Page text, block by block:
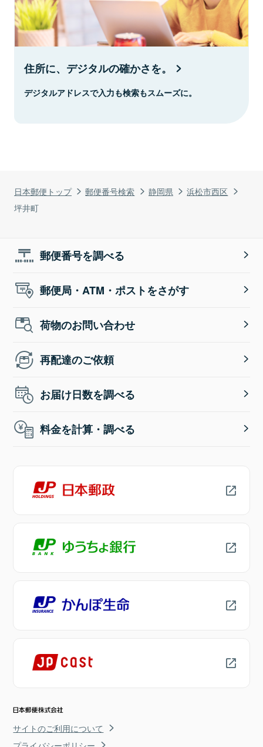
日本郵便トップ 郵便番号検索 静岡県
浜松市西区
坪井町
住所に、デジタルの確かさを。
デジタルアドレスで入力も検索もスムーズに。
郵便番号を調べる
郵便局・ATM・ポストをさがす
荷物のお問い合わせ
再配達のご依頼
お届け日数を調べる
料金を計算・調べる
サイトのご利用について